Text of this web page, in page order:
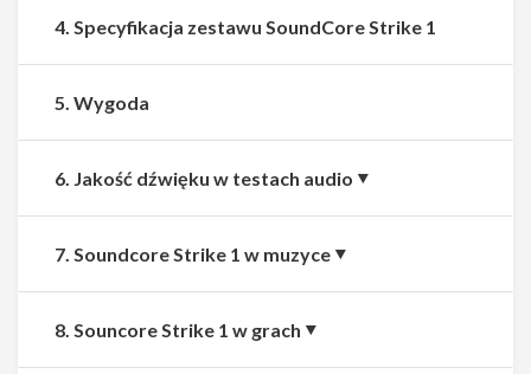
4. Specyfikacja zestawu SoundCore Strike 1
5. Wygoda
6. Jakość dźwięku w testach audio
7. Soundcore Strike 1 w muzyce
8. Souncore Strike 1 w grach